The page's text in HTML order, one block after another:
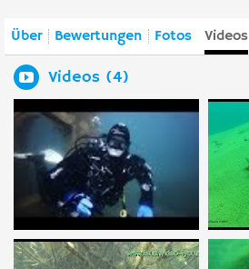
Über Bewertungen Fotos Videos
Videos (4)